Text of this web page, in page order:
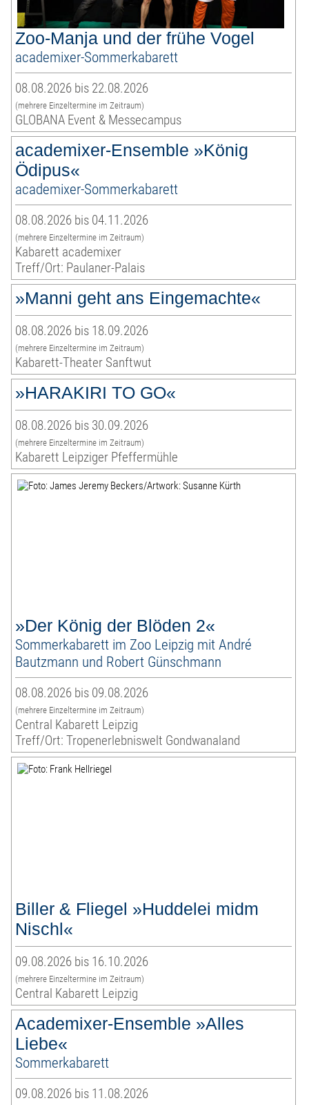
Zoo-Manja und der frühe Vogel
academixer-Sommerkabarett
08.08.2026 bis 22.08.2026
(mehrere Einzeltermine im Zeitraum)
GLOBANA Event & Messecampus
academixer-Ensemble »König
Ödipus«
academixer-Sommerkabarett
08.08.2026 bis 04.11.2026
(mehrere Einzeltermine im Zeitraum)
Kabarett academixer
Treff/Ort: Paulaner-Palais
»Manni geht ans Eingemachte«
08.08.2026 bis 18.09.2026
(mehrere Einzeltermine im Zeitraum)
Kabarett-Theater Sanftwut
»HARAKIRI TO GO«
08.08.2026 bis 30.09.2026
(mehrere Einzeltermine im Zeitraum)
Kabarett Leipziger Pfeffermühle
»Der König der Blöden 2«
Sommerkabarett im Zoo Leipzig mit André
Bautzmann und Robert Günschmann
08.08.2026 bis 09.08.2026
(mehrere Einzeltermine im Zeitraum)
Central Kabarett Leipzig
Treff/Ort: Tropenerlebniswelt Gondwanaland
Biller & Fliegel »Huddelei midm
Nischl«
09.08.2026 bis 16.10.2026
(mehrere Einzeltermine im Zeitraum)
Central Kabarett Leipzig
Academixer-Ensemble »Alles
Liebe«
Sommerkabarett
09.08.2026 bis 11.08.2026